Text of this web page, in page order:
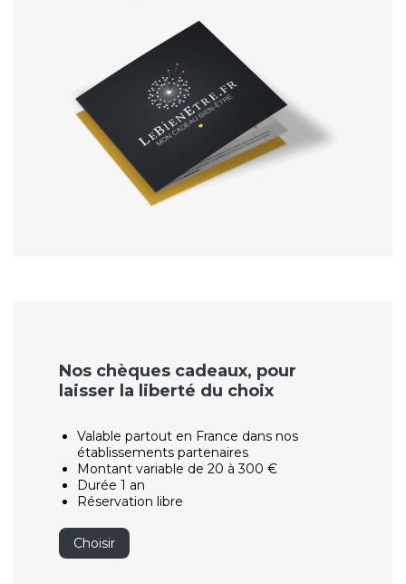
Nos chèques cadeaux, pour
laisser la liberté du choix
Valable partout en France dans nos
établissements partenaires
Montant variable de 20 à 300 €
Durée 1 an
Réservation libre
Choisir